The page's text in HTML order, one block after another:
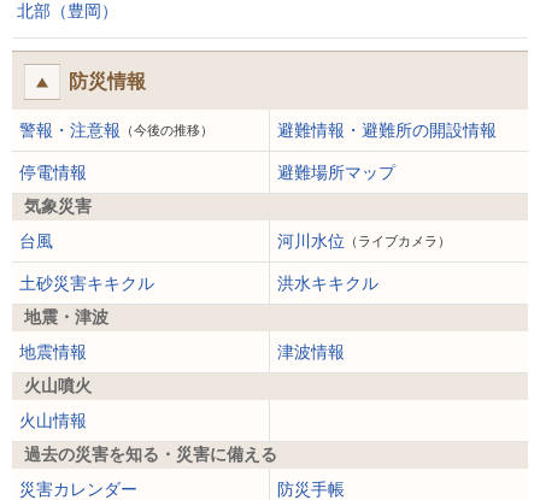
北部（豊岡）
防災情報
警報・注意報 （今後の推移） 避難情報・避難所の開設情報
停電情報
避難場所マップ
気象災害
台風
河川水位 （ライブカメラ）
土砂災害キキクル
洪水キキクル
地震・津波
地震情報
津波情報
火山噴火
火山情報
過去の災害を知る・災害に備える
災害カレンダー
防災手帳